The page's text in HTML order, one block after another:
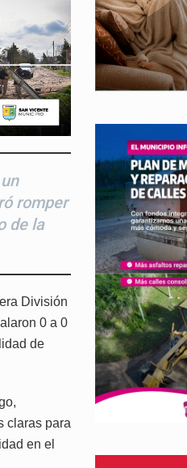
romper
de la
División
0 a 0
de
claras para
en el